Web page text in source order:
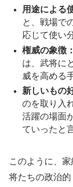
用途による
と、戦場で
応じて使い
権威の象徴：
は、武将に
威を高める
新しいもの
のを取り入
活躍の場面
ていったと
このように、
将たちの政治